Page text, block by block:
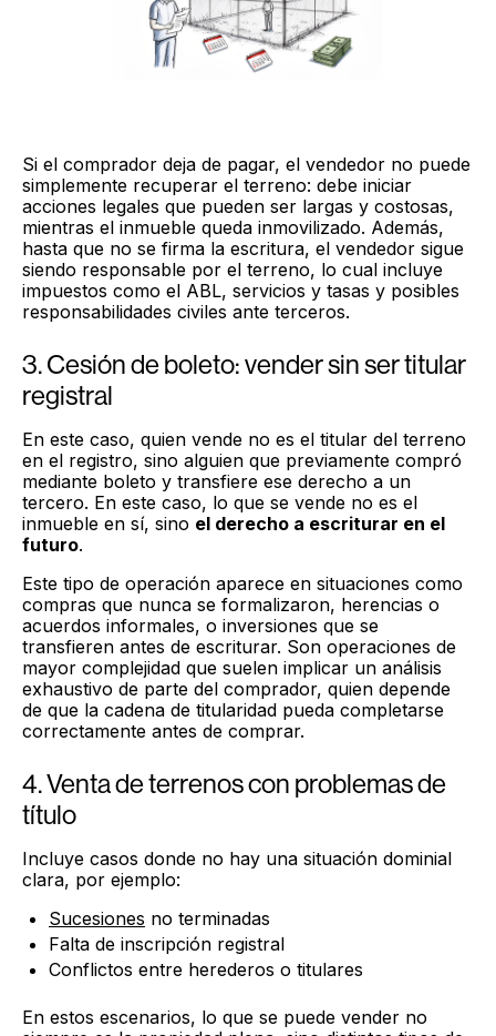
Si el comprador deja de pagar, el vendedor no puede
simplemente recuperar el terreno: debe iniciar
acciones legales que pueden ser largas y costosas,
mientras el inmueble queda inmovilizado. Además,
hasta que no se firma la escritura, el vendedor sigue
siendo responsable por el terreno, lo cual incluye
impuestos como el ABL, servicios y tasas y posibles
responsabilidades civiles ante terceros.
3. Cesión de boleto: vender sin ser titular
registral
En este caso, quien vende no es el titular del terreno
en el registro, sino alguien que previamente compró
mediante boleto y transfiere ese derecho a un
tercero. En este caso, lo que se vende no es el
inmueble en sí, sino el derecho a escriturar en el
futuro.
Este tipo de operación aparece en situaciones como
compras que nunca se formalizaron, herencias o
acuerdos informales, o inversiones que se
transfieren antes de escriturar. Son operaciones de
mayor complejidad que suelen implicar un análisis
exhaustivo de parte del comprador, quien depende
de que la cadena de titularidad pueda completarse
correctamente antes de comprar.
4. Venta de terrenos con problemas de
título
Incluye casos donde no hay una situación dominial
clara, por ejemplo:
Sucesiones no terminadas
Falta de inscripción registral
Conflictos entre herederos o titulares
En estos escenarios, lo que se puede vender no